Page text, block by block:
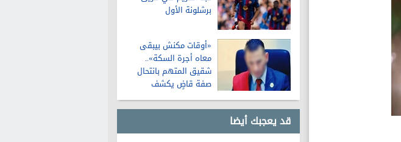
برشلونة الأول
«أوقات مكنش بيبقى
معاه أجرة السكة»..
شقيق المتهم بانتحال
صفة قاضٍ يكشف
تفاصيل عن حياته قبل
الواقعة
قد يعجبك أيضا